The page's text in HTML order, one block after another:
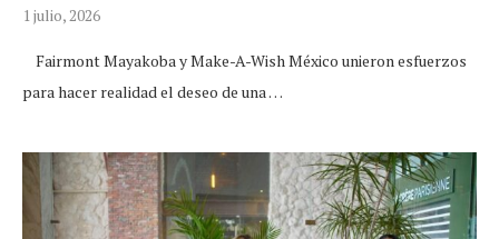
1 julio, 2026
Fairmont Mayakoba y Make-A-Wish México unieron esfuerzos
para hacer realidad el deseo de una …